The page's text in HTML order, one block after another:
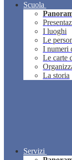
Scuola
I luoghi
Le
I numeri
Le carte
La storia
Servizi